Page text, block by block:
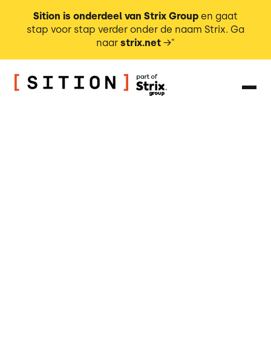
Sition is onderdeel van Strix Group en gaat
stap voor stap verder onder de naam Strix. Ga
naar strix.net →"